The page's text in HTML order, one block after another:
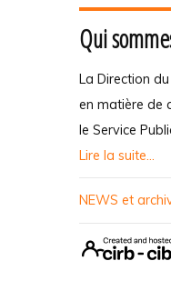
Qui
La Direction
en matière de
le Service
Lire la suite...
NEWS et